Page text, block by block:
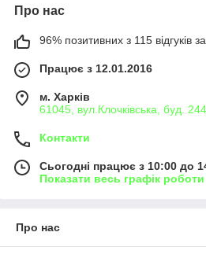
Про нас
96% позитивних з 115 відгуків за
Працює з 12.01.2016
м. Харків
61045, вул.Клочківська, буд.
Контакти
Сьогодні працює з 10:00 до
Показати весь графік роботи
Про нас